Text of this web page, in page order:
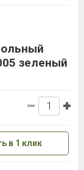
зеленый
в 1 клик